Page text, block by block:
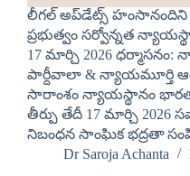
లీగల్ అప్‌డేట్స్ హంసానందిని
ప్రభుత్వం సర్వోన్నత
17 మార్చి 2026 ధర్మాసనం:
పార్దీవాలా & న్యాయమూర్తి
సారాంశం న్యాయస్థానం
తీర్పు తేదీ 17 మార్చి
నిబంధన సాంఘిక భద్రతా
Dr Saroja Achanta